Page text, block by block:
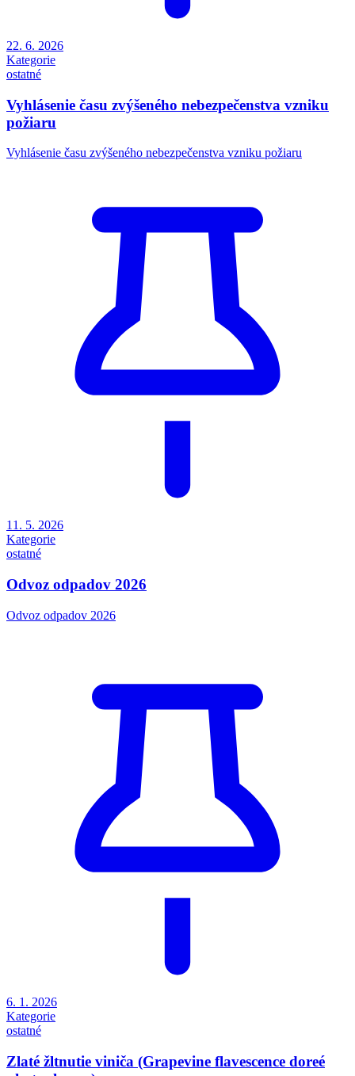
22. 6. 2026
Kategorie
ostatné
Vyhlásenie času zvýšeného nebezpečenstva vzniku
požiaru
Vyhlásenie času zvýšeného nebezpečenstva vzniku požiaru
11. 5. 2026
Kategorie
ostatné
Odvoz odpadov 2026
Odvoz odpadov 2026
6. 1. 2026
Kategorie
ostatné
Zlaté žltnutie viniča (Grapevine flavescence doreé